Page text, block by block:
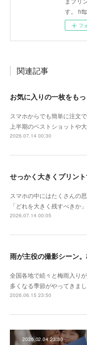
す。
フ
関連記事
スマホからでも簡単に注文
上半期のベストショットや
2026.07.14 00:30
スマホの中にはたくさんの
「どれを大きく残すべきか
2026.07.14 00:05
全国各地で続々と梅雨入り
多くなる季節がやってきま
2026.06.15 23:50
2026.02.04 23:30